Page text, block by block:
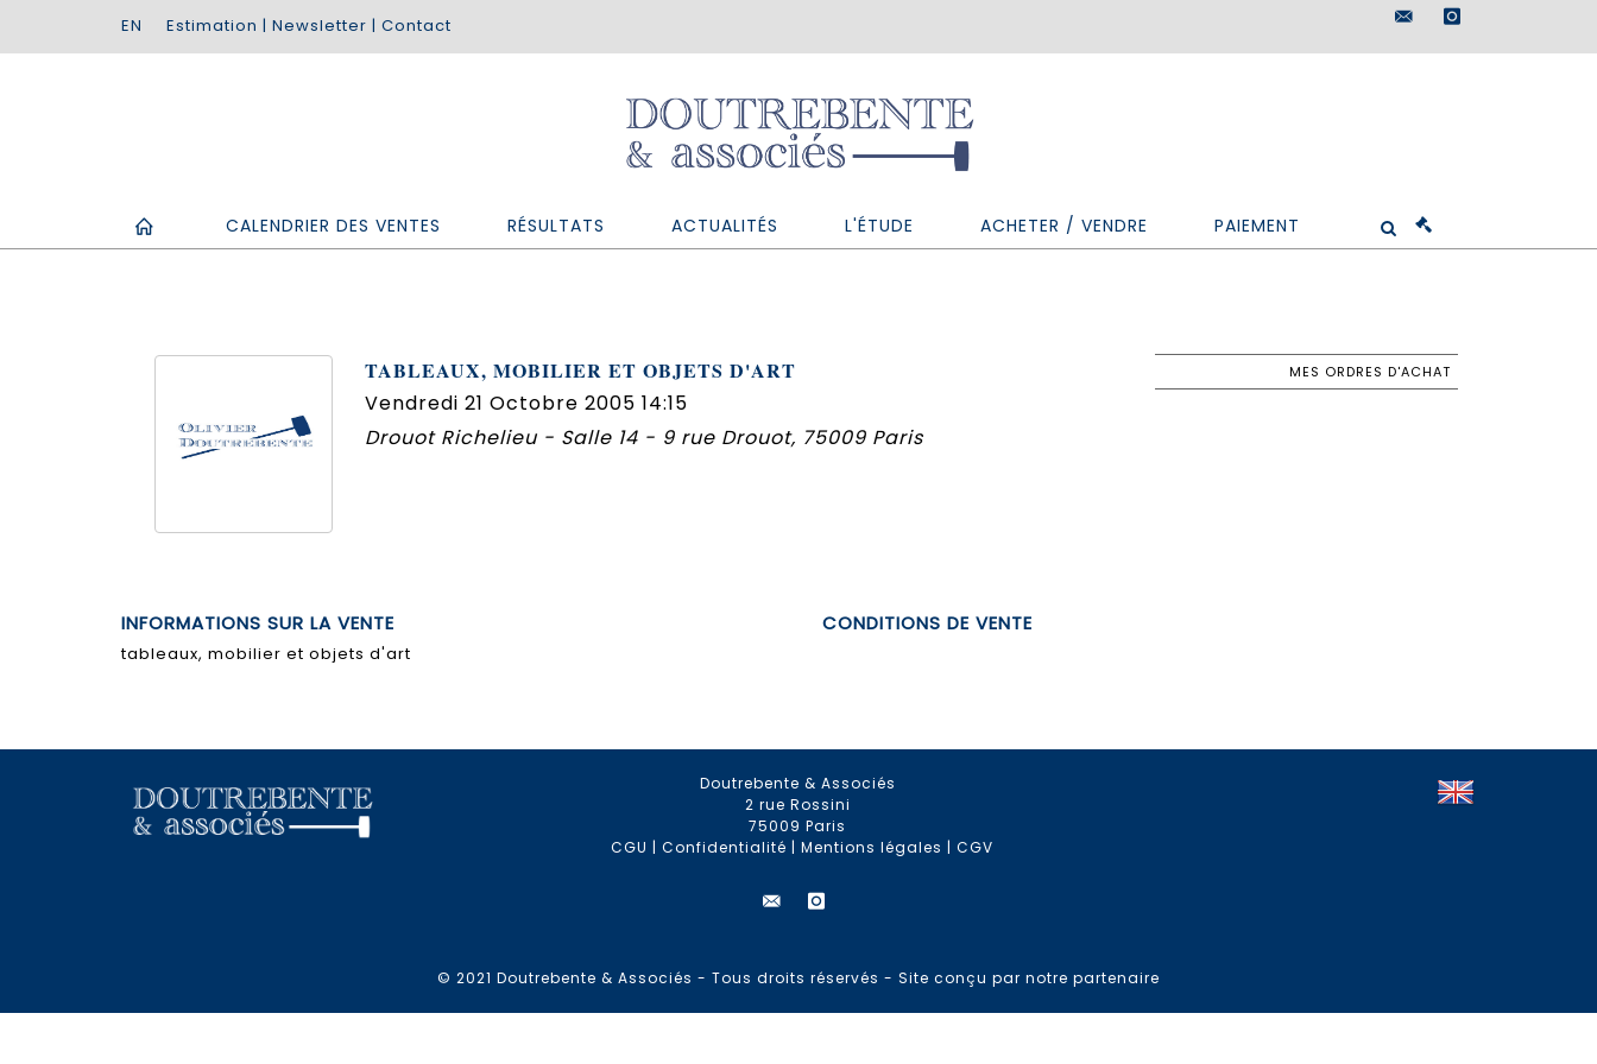
Estimation | Newsletter | Contact
instagram
CALENDRIER DES VENTES RÉSULTATS ACTUALITÉS L'ÉTUDE ACHETER / VENDRE PAIEMENT
TABLEAUX, MOBILIER ET OBJETS D'ART
Vendredi 21 Octobre 2005 14:15
Drouot Richelieu - Salle 14 - 9 rue Drouot, 75009 Paris
MES ORDRES D'ACHAT
INFORMATIONS SUR LA VENTE
tableaux, mobilier et objets d'art
CONDITIONS DE VENTE
Doutrebente & Associés
2 rue Rossini
75009 Paris
CGU |Confidentialité |Mentions légales |CGV
© 2021 Doutrebente & Associés - Tous droits réservés - Site conçu par notre partenaire